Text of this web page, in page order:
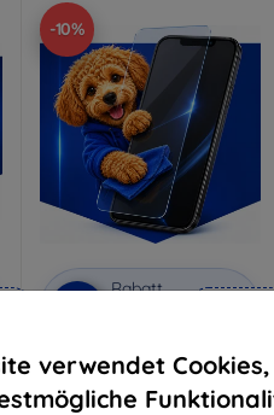
verwendet
-10%
Rabatt
3mk Anti-Shock Schutzglas
Maßgeschneidert